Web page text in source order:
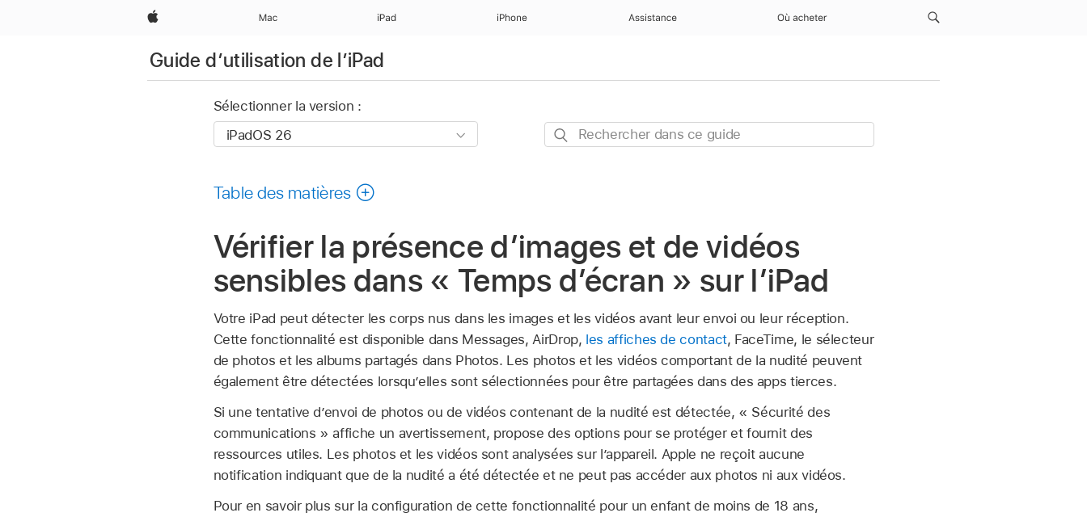
Apple Mac iPad iPhone Assistance Où acheter
Guide d’utilisation de l’iPad
Sélectionner la version :
Rechercher
Table des matières
Vérifier la présence d’images et de vidéos
sensibles dans « Temps d’écran » sur l’iPad
Votre iPad peut détecter les corps nus dans les images et les vidéos avant leur envoi ou leur réception.
Cette fonctionnalité est disponible dans Messages, AirDrop, les affiches de contact, FaceTime, le sélecteur
de photos et les albums partagés dans Photos. Les photos et les vidéos comportant de la nudité peuvent
également être détectées lorsqu’elles sont sélectionnées pour être partagées dans des apps tierces.
Si une tentative d’envoi de photos ou de vidéos contenant de la nudité est détectée, « Sécurité des
communications » affiche un avertissement, propose des options pour se protéger et fournit des
ressources utiles. Les photos et les vidéos sont analysées sur l’appareil. Apple ne reçoit aucune
notification indiquant que de la nudité a été détectée et ne peut pas accéder aux photos ni aux vidéos.
Pour en savoir plus sur la configuration de cette fonctionnalité pour un enfant de moins de 18 ans,